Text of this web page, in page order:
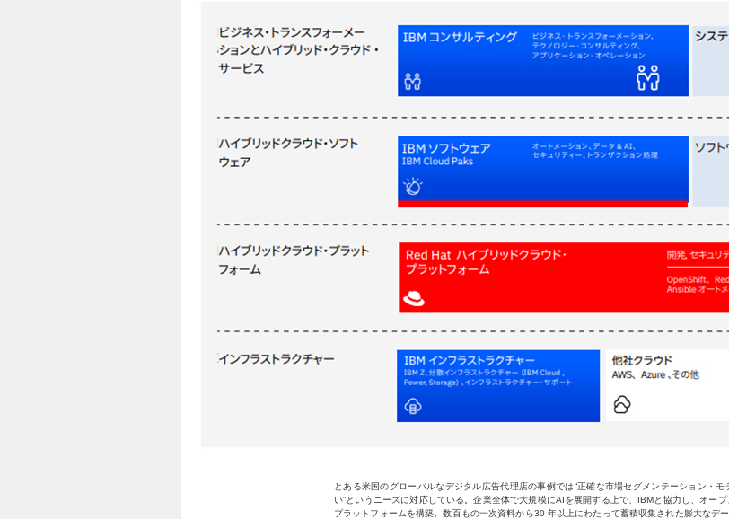
とある米国のグローバルなデジタル広告代理店の事例では“正確な市場セグメンテーション・
い”というニーズに対応している。企業全体で大規模にAIを展開する上で、IBMと協力し、オー
プラットフォームを構築。数百もの一次資料から30 年以上にわたって蓄積収集された膨大なデ